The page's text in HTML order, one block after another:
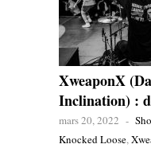
XweaponX
Inclination) :
mars 20, 2022 -
Knocked Loose,